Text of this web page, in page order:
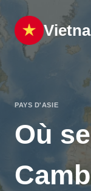
contenu
PAYS D'ASIE
Où